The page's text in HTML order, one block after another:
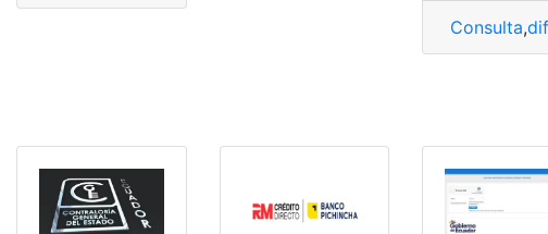
Consulta,